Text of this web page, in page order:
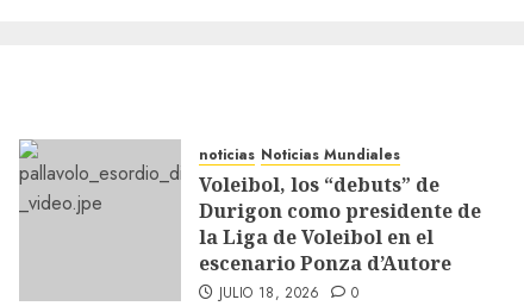
noticias Noticias Mundiales
Voleibol, los “debuts” de
Durigon como presidente de
la Liga de Voleibol en el
escenario Ponza d’Autore
JULIO 18, 2026 0